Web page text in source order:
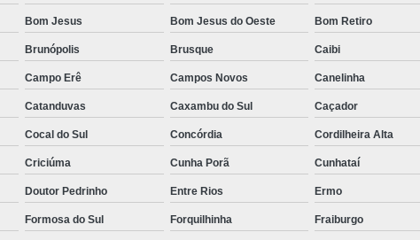
Bom Jesus Bom Jesus do Oeste Bom Retiro
Brunópolis Brusque Caibi
Campo Erê Campos Novos Canelinha
Catanduvas Caxambu do Sul Caçador
Cocal do Sul Concórdia Cordilheira Alta
Criciúma Cunha Porã Cunhataí
Doutor Pedrinho Entre Rios Ermo
Formosa do Sul Forquilhinha Fraiburgo